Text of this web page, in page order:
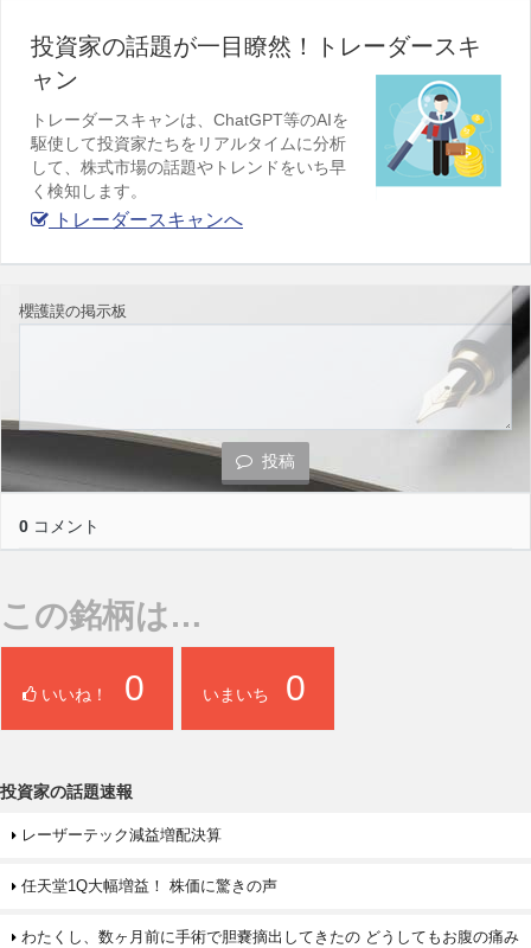
投資家の話題が一目瞭然！トレーダースキ
ャン
トレーダースキャンは、ChatGPT等のAIを
駆使して投資家たちをリアルタイムに分析
して、株式市場の話題やトレンドをいち早
く検知します。
トレーダースキャンへ
櫻護謨の掲示板
投稿
0 コメント
この銘柄は…
いいね！ 0 いまいち 0
投資家の話題速報
レーザーテック減益増配決算
任天堂1Q大幅増益！ 株価に驚きの声
わたくし、数ヶ月前に手術で胆嚢摘出してきたの どうしてもお腹の痛み